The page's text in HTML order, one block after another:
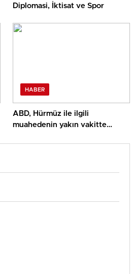
Diplomasi, İktisat ve Spor
HABER
ABD, Hürmüz ile ilgili
muahedenin yakın vakitte